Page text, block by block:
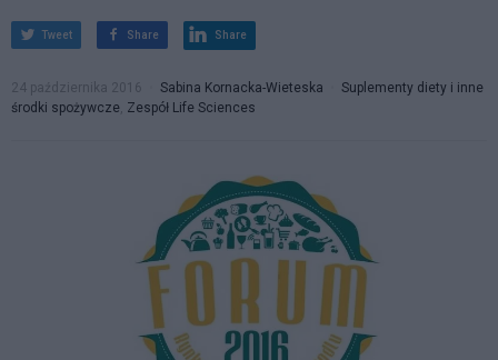
Tweet Share Share
24 października 2016 Sabina Kornacka-Wieteska
Suplementy diety i inne
środki spożywcze, Zespół Life Sciences